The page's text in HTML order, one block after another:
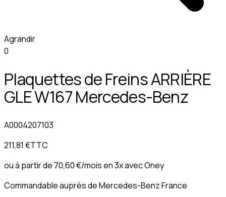
Agrandir
0
Plaquettes de Freins ARRIÈRE
GLE W167 Mercedes-Benz
A0004207103
211,81 €TTC
ou à partir de 70,60 €/mois en 3x avecOney
Commandable auprès de Mercedes-Benz France